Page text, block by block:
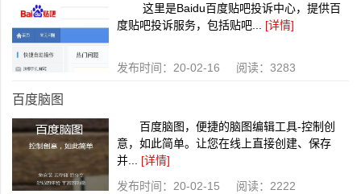
这里是Baidu百度贴吧投诉中心，提供百
度贴吧投诉服务，包括贴吧... [详情]
发布时间：20-02-16 阅读：3283
百度脑图
百度脑图，便捷的脑图编辑工具-控制创
意，如此简单。让您在线上直接创建、保存
并... [详情]
发布时间：20-02-15 阅读：2222